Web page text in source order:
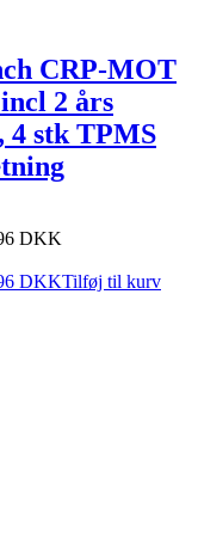
CRP-MOT
2 års
4 stk TPMS
DKK
DKKTilføj til kurv